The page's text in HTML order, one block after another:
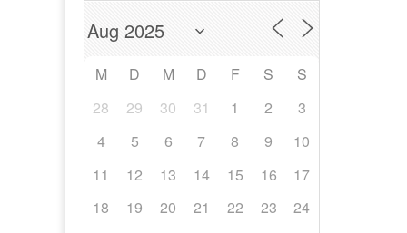
M D M D F S
S
28
29 30 31 1 2
3
4
5 6 7 8 9
10
11
12 13 14 15 16
17
18
19 20 21 22 23
24